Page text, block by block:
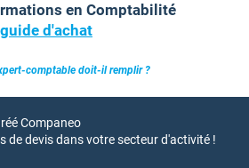
en Comptabilité
d'achat
comptable doit-il remplir ?
Companeo
de devis dans votre secteur d'activité !